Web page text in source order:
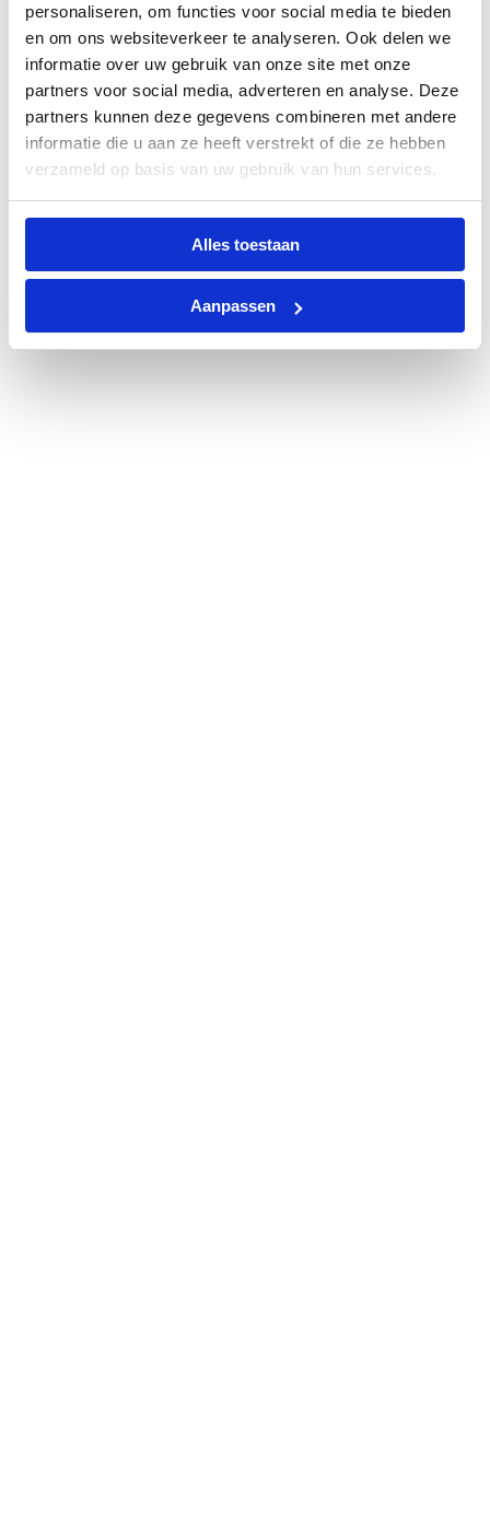
personaliseren, om functies voor social media te bieden
en om ons websiteverkeer te analyseren. Ook delen we
informatie over uw gebruik van onze site met onze
partners voor social media, adverteren en analyse. Deze
partners kunnen deze gegevens combineren met andere
informatie die u aan ze heeft verstrekt of die ze hebben
verzameld op basis van uw gebruik van hun services.
Alles toestaan
Aanpassen